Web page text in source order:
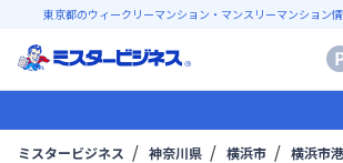
東京都のウィークリーマンション・マンスリーマンション
ミスタービジネス 神奈川県 横浜市 横浜市